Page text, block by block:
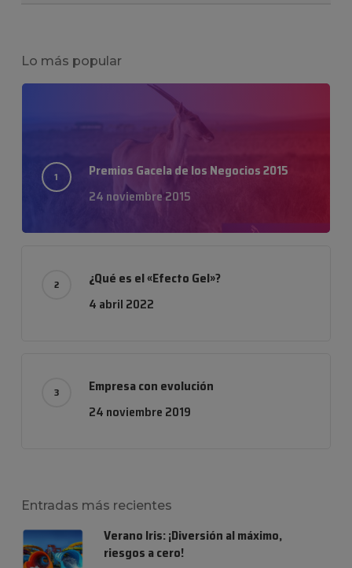
Lo más popular
Premios Gacela de los Negocios 2015
24 noviembre 2015
¿Qué es el «Efecto Gel»?
4 abril 2022
Empresa con evolución
24 noviembre 2019
Entradas más recientes
Verano Iris: ¡Diversión al máximo,
riesgos a cero!